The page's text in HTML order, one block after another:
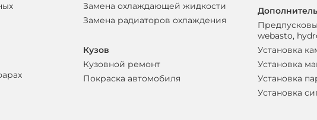
Замена охлаждающей жидкости
Замена радиаторов охлаждения
Кузов
Кузовной ремонт
Покраска автомобиля
webasto,
Установка
Установка
Установка
Установка